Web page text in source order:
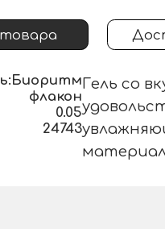
Биоритм
флакон
0.05
24743
Гель со